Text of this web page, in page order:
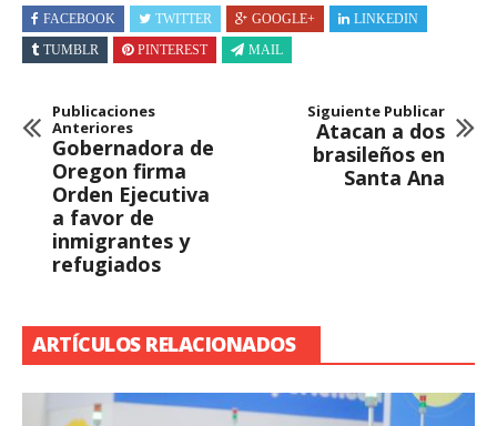
FACEBOOK TWITTER GOOGLE+
LINKEDIN
TUMBLR
PINTEREST MAIL
Publicaciones
Anteriores
Gobernadora de
Oregon firma
Orden Ejecutiva
a favor de
inmigrantes y
refugiados
Siguiente Publicar
Atacan a dos
brasileños en
Santa Ana
ARTÍCULOS RELACIONADOS